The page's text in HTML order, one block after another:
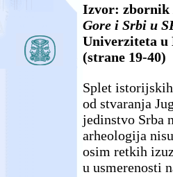
Izvor: zbornik
Gore i Srbi u
Univerziteta u
(strane 19-40)
Splet
od stvaranja
jedinstvo Srba
arheologija
osim retkih
u usmerenosti